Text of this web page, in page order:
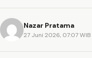
Nazar Pratama
27 Juni 2026, 07:07 WIB